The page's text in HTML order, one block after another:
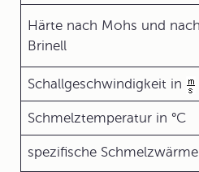
Härte nach Mohs und nach
Brinell
Schallgeschwindigkeit in
Schmelztemperatur in °C
spezifische